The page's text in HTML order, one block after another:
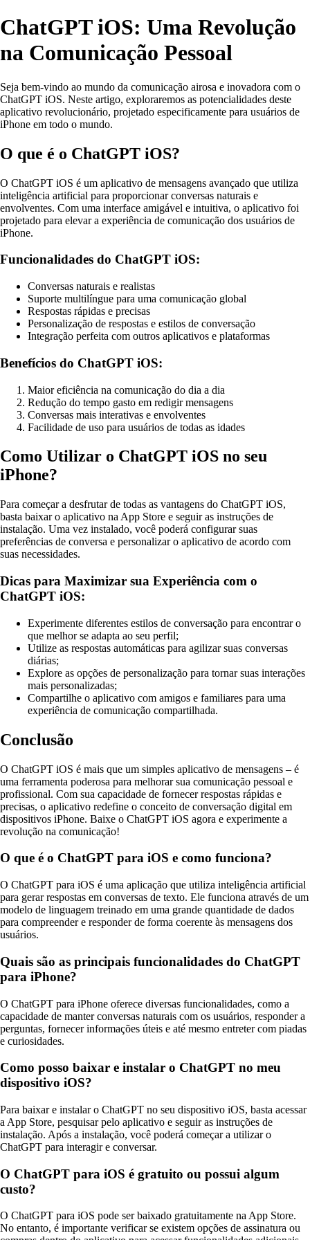
ChatGPT iOS: Uma Revolução
na Comunicação Pessoal
Seja bem-vindo ao mundo da comunicação airosa e inovadora com o
ChatGPT iOS. Neste artigo, exploraremos as potencialidades deste
aplicativo revolucionário, projetado especificamente para usuários de
iPhone em todo o mundo.
O que é o ChatGPT iOS?
O ChatGPT iOS é um aplicativo de mensagens avançado que utiliza
inteligência artificial para proporcionar conversas naturais e
envolventes. Com uma interface amigável e intuitiva, o aplicativo foi
projetado para elevar a experiência de comunicação dos usuários de
iPhone.
Funcionalidades do ChatGPT iOS:
Conversas naturais e realistas
Suporte multilíngue para uma comunicação global
Respostas rápidas e precisas
Personalização de respostas e estilos de conversação
Integração perfeita com outros aplicativos e plataformas
Benefícios do ChatGPT iOS:
Maior eficiência na comunicação do dia a dia
Redução do tempo gasto em redigir mensagens
Conversas mais interativas e envolventes
Facilidade de uso para usuários de todas as idades
Como Utilizar o ChatGPT iOS no seu
iPhone?
Para começar a desfrutar de todas as vantagens do ChatGPT iOS,
basta baixar o aplicativo na App Store e seguir as instruções de
instalação. Uma vez instalado, você poderá configurar suas
preferências de conversa e personalizar o aplicativo de acordo com
suas necessidades.
Dicas para Maximizar sua Experiência com o
ChatGPT iOS:
Experimente diferentes estilos de conversação para encontrar o
que melhor se adapta ao seu perfil;
Utilize as respostas automáticas para agilizar suas conversas
diárias;
Explore as opções de personalização para tornar suas interações
mais personalizadas;
Compartilhe o aplicativo com amigos e familiares para uma
experiência de comunicação compartilhada.
Conclusão
O ChatGPT iOS é mais que um simples aplicativo de mensagens – é
uma ferramenta poderosa para melhorar sua comunicação pessoal e
profissional. Com sua capacidade de fornecer respostas rápidas e
precisas, o aplicativo redefine o conceito de conversação digital em
dispositivos iPhone. Baixe o ChatGPT iOS agora e experimente a
revolução na comunicação!
O que é o ChatGPT para iOS e como funciona?
O ChatGPT para iOS é uma aplicação que utiliza inteligência artificial
para gerar respostas em conversas de texto. Ele funciona através de um
modelo de linguagem treinado em uma grande quantidade de dados
para compreender e responder de forma coerente às mensagens dos
usuários.
Quais são as principais funcionalidades do ChatGPT
para iPhone?
O ChatGPT para iPhone oferece diversas funcionalidades, como a
capacidade de manter conversas naturais com os usuários, responder a
perguntas, fornecer informações úteis e até mesmo entreter com piadas
e curiosidades.
Como posso baixar e instalar o ChatGPT no meu
dispositivo iOS?
Para baixar e instalar o ChatGPT no seu dispositivo iOS, basta acessar
a App Store, pesquisar pelo aplicativo e seguir as instruções de
instalação. Após a instalação, você poderá começar a utilizar o
ChatGPT para interagir e conversar.
O ChatGPT para iOS é gratuito ou possui algum
custo?
O ChatGPT para iOS pode ser baixado gratuitamente na App Store.
No entanto, é importante verificar se existem opções de assinatura ou